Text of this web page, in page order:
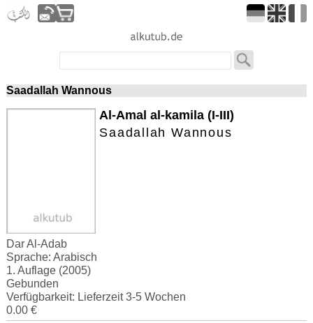
Saadallah Wannous
Al-Amal al-kamila (I-III)
Saadallah Wannous
Dar Al-Adab
Sprache: Arabisch
1. Auflage (2005)
Gebunden
Verfügbarkeit: Lieferzeit 3-5 Wochen
0.00 €